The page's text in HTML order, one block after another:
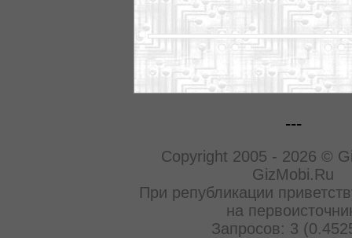
---
Copyright 2005 - 2026 ©
GizMobi.Ru
При републикации
на
Запросов: 3